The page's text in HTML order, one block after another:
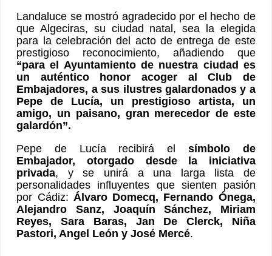
Landaluce se mostró agradecido por el hecho de
que Algeciras, su ciudad natal, sea la elegida
para la celebración del acto de entrega de este
prestigioso reconocimiento, añadiendo que
“para el Ayuntamiento de nuestra ciudad es
un auténtico honor acoger al Club de
Embajadores, a sus ilustres galardonados y a
Pepe de Lucía, un prestigioso artista, un
amigo, un paisano, gran merecedor de este
galardón”.
Pepe de Lucía recibirá elsímbolo de
Embajador, otorgado desde la iniciativa
privada, y se unirá a una larga lista de
personalidades influyentes que sienten pasión
por Cádiz: Álvaro Domecq, Fernando Ónega,
Alejandro Sanz, Joaquín Sánchez, Miriam
Reyes, Sara Baras, Jan De Clerck, Niña
Pastori, Angel León y José Mercé.